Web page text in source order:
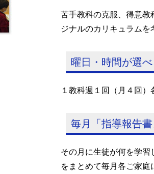
苦手教科の克服、得意教
ジナルのカリキュラムを
曜日・時間が選
１教科週１回（月４回
毎月「指導報告
その月に生徒が何を学
をまとめて毎月各ご家庭